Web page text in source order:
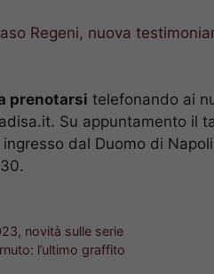
Regeni, nuova
prenotarsi telefonando ai
Su appuntamento il
ingresso dal Duomo di
novità sulle serie
l’ultimo graffito